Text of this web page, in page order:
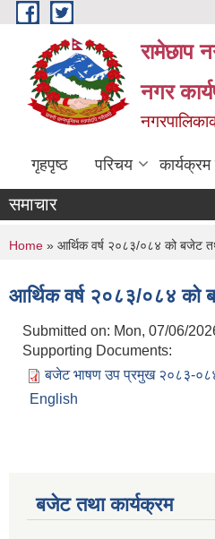
Skip to main content
रामेछाप
नगर
गृहपृष्ठ परिचय कार्यक्रम
समाचार
You are here
Home » आर्थिक वर्ष २०८३/०८४ को बजेट
आर्थिक वर्ष २०८३/०८४ को
Submitted on: Mon, 07/06/
Supporting Documents:
बजेट भाषण उप प्रमुख २०८३-
English
बजेट तथा कार्यक्रम